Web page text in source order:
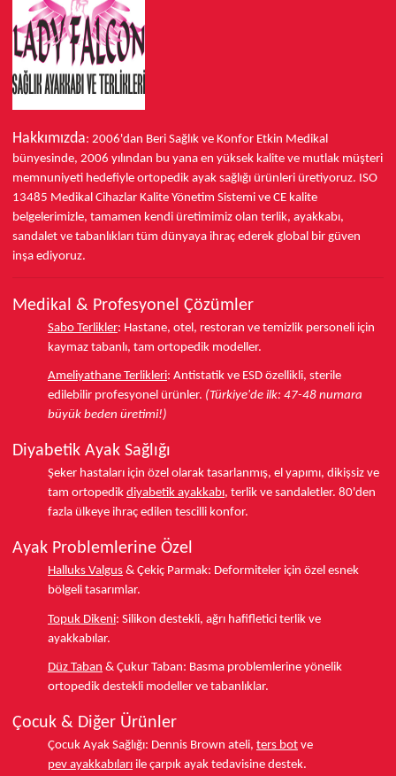
Hakkımızda: 2006'dan Beri Sağlık ve Konfor Etkin Medikal
bünyesinde, 2006 yılından bu yana en yüksek kalite ve mutlak müşteri
memnuniyeti hedefiyle ortopedik ayak sağlığı ürünleri üretiyoruz. ISO
13485 Medikal Cihazlar Kalite Yönetim Sistemi ve CE kalite
belgelerimizle, tamamen kendi üretimimiz olan terlik, ayakkabı,
sandalet ve tabanlıkları tüm dünyaya ihraç ederek global bir güven
inşa ediyoruz.
Medikal & Profesyonel Çözümler
Sabo Terlikler: Hastane, otel, restoran ve temizlik personeli için
kaymaz tabanlı, tam ortopedik modeller.
Ameliyathane Terlikleri: Antistatik ve ESD özellikli, sterile
edilebilir profesyonel ürünler. (Türkiye'de ilk: 47-48 numara
büyük beden üretimi!)
Diyabetik Ayak Sağlığı
Şeker hastaları için özel olarak tasarlanmış, el yapımı, dikişsiz ve
tam ortopedik diyabetik ayakkabı, terlik ve sandaletler. 80'den
fazla ülkeye ihraç edilen tescilli konfor.
Ayak Problemlerine Özel
Halluks Valgus & Çekiç Parmak: Deformiteler için özel esnek
bölgeli tasarımlar.
Topuk Dikeni: Silikon destekli, ağrı hafifletici terlik ve
ayakkabılar.
Düz Taban & Çukur Taban: Basma problemlerine yönelik
ortopedik destekli modeller ve tabanlıklar.
Çocuk & Diğer Ürünler
Çocuk Ayak Sağlığı: Dennis Brown ateli, ters bot ve
pev ayakkabıları ile çarpık ayak tedavisine destek.